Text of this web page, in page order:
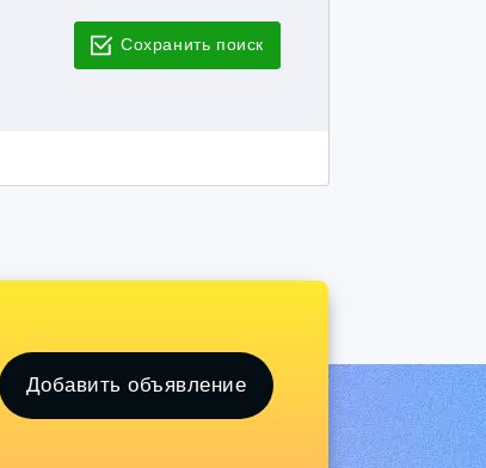
Сохранить поиск
Добавить объявление